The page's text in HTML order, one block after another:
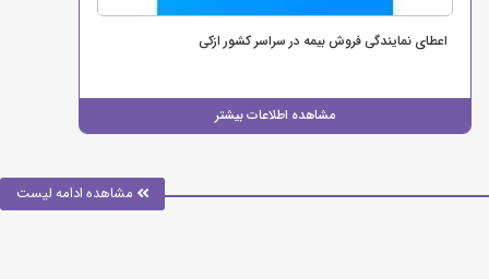
اعطای نمایندگی فروش بیمه در سراسر کشور ازکی
مشاهده اطلاعات بیشتر
مشاهده ادامه لیست